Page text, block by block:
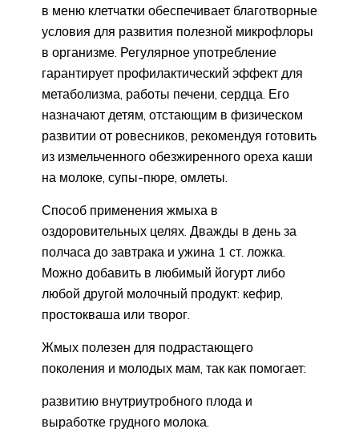
в меню клетчатки обеспечивает благотворные
условия для развития полезной микрофлоры
в организме. Регулярное употребление
гарантирует профилактический эффект для
метаболизма, работы печени, сердца. Его
назначают детям, отстающим в физическом
развитии от ровесников, рекомендуя готовить
из измельченного обезжиренного ореха каши
на молоке, супы-пюре, омлеты.
Способ применения жмыха в
оздоровительных целях. Дважды в день за
полчаса до завтрака и ужина 1 ст. ложка.
Можно добавить в любимый йогурт либо
любой другой молочный продукт: кефир,
простокваша или творог.
Жмых полезен для подрастающего
поколения и молодых мам, так как помогает:
развитию внутриутробного плода и
выработке грудного молока.